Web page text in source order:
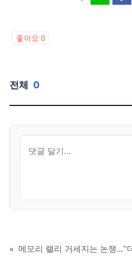
좋아요 0
전체 0
« 메모리 랠리 거세지는 논쟁…"